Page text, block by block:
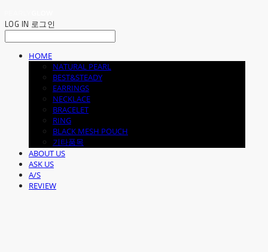
LOG IN 로그인
HOME
NATURAL PEARL
BEST&STEADY
EARRINGS
NECKLACE
BRACELET
RING
BLACK MESH POUCH
기타품목
ABOUT US
ASK US
A/S
REVIEW